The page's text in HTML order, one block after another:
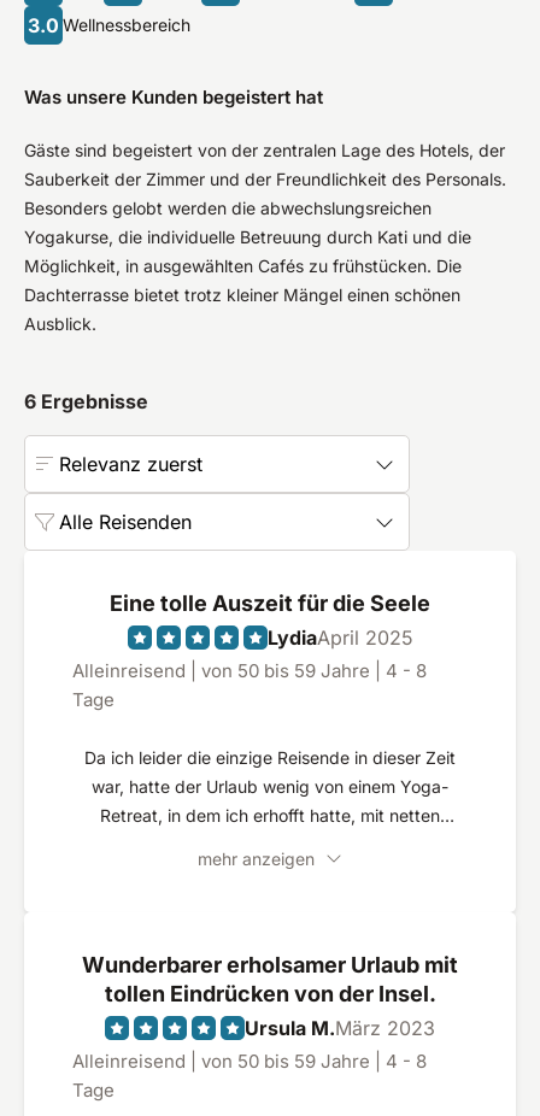
3.0 Wellnessbereich
Was unsere Kunden begeistert hat
Gäste sind begeistert von der zentralen Lage des Hotels, der
Sauberkeit der Zimmer und der Freundlichkeit des Personals.
Besonders gelobt werden die abwechslungsreichen
Yogakurse, die individuelle Betreuung durch Kati und die
Möglichkeit, in ausgewählten Cafés zu frühstücken. Die
Dachterrasse bietet trotz kleiner Mängel einen schönen
Ausblick.
6 Ergebnisse
Relevanz zuerst
Alle Reisenden
Eine tolle Auszeit für die Seele
LydiaApril 2025
Alleinreisend | von 50 bis 59 Jahre | 4 - 8
Tage
Da ich leider die einzige Reisende in dieser Zeit
war, hatte der Urlaub wenig von einem Yoga-
Retreat, in dem ich erhofft hatte, mit netten
verbringen. Aber Kati hat es tatsächlich
einfach perfekt. Die beiden Wanderungen mit
Andreas waren die Highlights der Reise und die
Yoga-Sessions sehr abwechslungsreich. Das
Hotel selbst ist sehr einfach, liegt aber sehr
zentral. Die Altstadt und der Strand sind um die
Ecke, so dass man gar nicht viel Zeit im Hotel
mehr anzeigen
Wunderbarer erholsamer Urlaub mit
tollen Eindrücken von der Insel.
Ursula M.März 2023
Alleinreisend | von 50 bis 59 Jahre | 4 - 8
Tage